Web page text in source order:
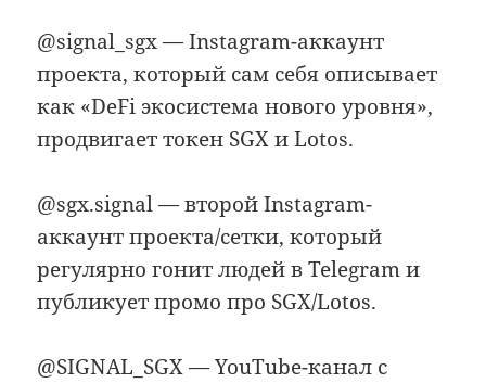
@signal_sgx — Instagram-аккаунт
проекта, который сам себя описывает
как «DeFi экосистема нового уровня»,
продвигает токен SGX и Lotos.
@sgx.signal — второй Instagram-
аккаунт проекта/сетки, который
регулярно гонит людей в Telegram и
публикует промо про SGX/Lotos.
@SIGNAL_SGX — YouTube-канал с